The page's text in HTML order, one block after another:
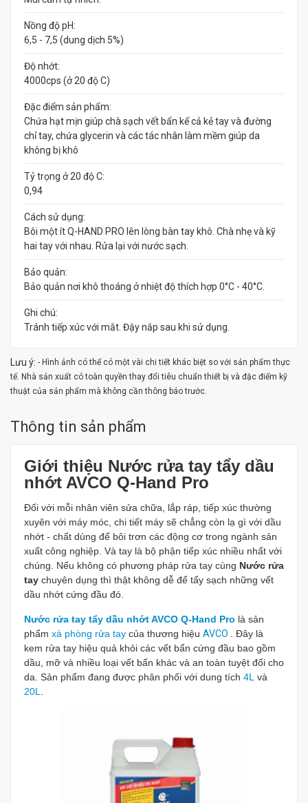
Nồng độ pH:
6,5 - 7,5 (dung dịch 5%)
Độ nhớt:
4000cps (ở 20 độ C)
Đặc điểm sản phẩm:
Chứa hạt mịn giúp chà sạch vết bẩn kể cả kẻ tay và đường
chỉ tay, chứa glycerin và các tác nhân làm mềm giúp da
không bị khô
Tỷ trọng ở 20 độ C:
0,94
Cách sử dụng:
Bôi một ít Q-HAND PRO lên lòng bàn tay khô. Chà nhẹ và kỹ
hai tay với nhau. Rửa lại với nước sạch.
Bảo quản:
Bảo quản nơi khô thoáng ở nhiệt độ thích hợp 0°C - 40°C.
Ghi chú:
Tránh tiếp xúc với mắt. Đậy nắp sau khi sử dụng.
Lưu ý: - Hình ảnh có thể có một vài chi tiết khác biệt so với sản phẩm thực
tế. Nhà sản xuất có toàn quyền thay đổi tiêu chuẩn thiết bị và đặc điểm kỹ
thuật của sản phẩm mà không cần thông báo trước.
Thông tin sản phẩm
Giới thiệu Nước rửa tay tẩy dầu
nhớt AVCO Q-Hand Pro
Đối với mỗi nhân viên sửa chữa, lắp ráp, tiếp xúc thường
xuyên với máy móc, chi tiết máy sẽ chẳng còn lạ gì với dầu
nhớt - chất dùng để bôi trơn các động cơ trong ngành sản
xuất công nghiệp. Và tay là bộ phận tiếp xúc nhiều nhất với
chúng. Nếu không có phương pháp rửa tay cùng Nước rửa
tay chuyên dụng thì thật không dễ để tẩy sạch những vết
dầu nhớt cứng đầu đó.
Nước rửa tay tẩy dầu nhớt AVCO Q-Hand Pro là sản
phẩm xà phòng rửa tay của thương hiệu AVCO
. Đây là
kem rửa tay hiệu quả khỏi các vết bẩn cứng đầu bao gồm
dầu, mỡ và nhiều loại vết bẩn khác và an toàn tuyệt đối cho
da. Sản phẩm đang được phân phối với dung tích 4L và
20L